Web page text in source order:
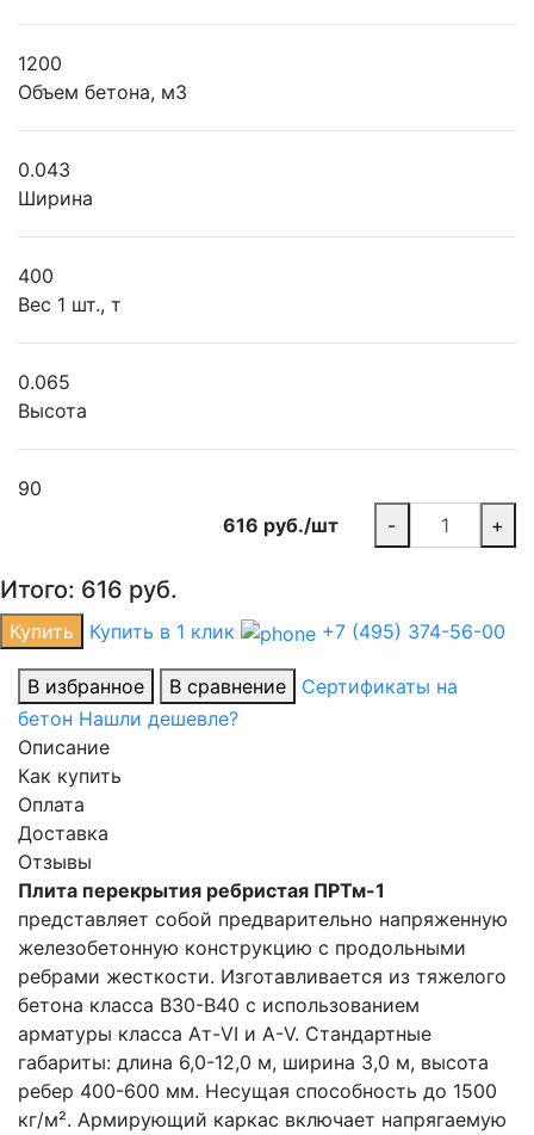
1200
Объем бетона, м3
0.043
Ширина
400
Вес 1 шт., т
0.065
Высота
90
616 руб./шт
- +
Итого: 616 руб.
Купить Купить в 1 клик +7 (495) 374-56-00
В избранное В сравнение
Сертификаты на
бетон Нашли дешевле?
Описание
Как купить
Оплата
Доставка
Отзывы
Плита перекрытия ребристая ПРТм-1
представляет собой предварительно напряженную
железобетонную конструкцию с продольными
ребрами жесткости. Изготавливается из тяжелого
бетона класса В30-В40 с использованием
арматуры класса Ат-VI и А-V. Стандартные
габариты: длина 6,0-12,0 м, ширина 3,0 м, высота
ребер 400-600 мм. Несущая способность до 1500
кг/м². Армирующий каркас включает напрягаемую